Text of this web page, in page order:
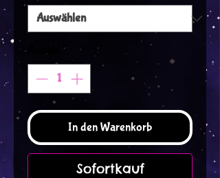
Anzahl *
In den Warenkorb
Sofortkauf